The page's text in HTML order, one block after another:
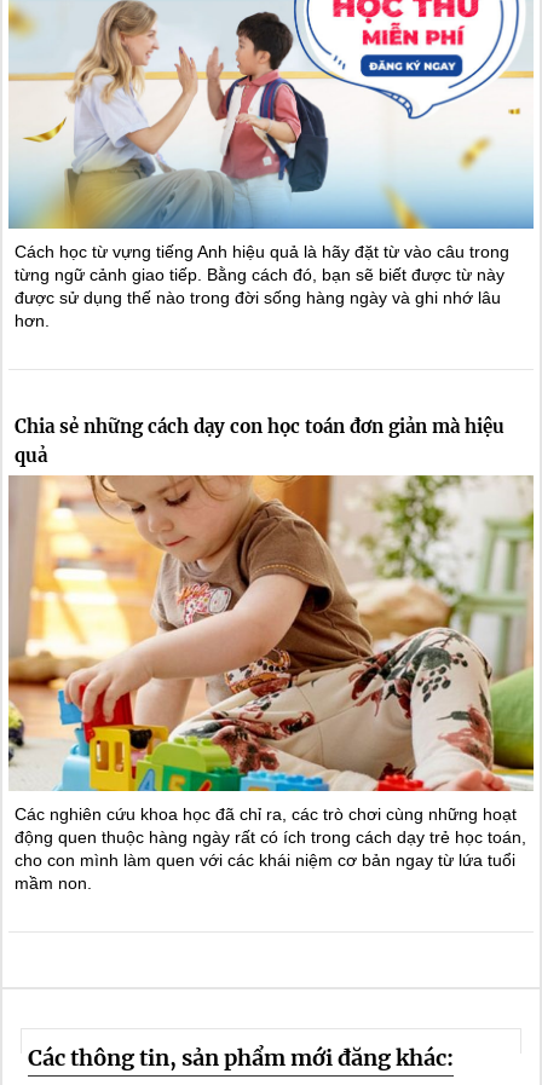
Cách học từ vựng tiếng Anh hiệu quả là hãy đặt từ vào câu trong
từng ngữ cảnh giao tiếp. Bằng cách đó, bạn sẽ biết được từ này
được sử dụng thế nào trong đời sống hàng ngày và ghi nhớ lâu
hơn.
Chia sẻ những cách dạy con học toán đơn giản mà hiệu
quả
Các nghiên cứu khoa học đã chỉ ra, các trò chơi cùng những hoạt
động quen thuộc hàng ngày rất có ích trong cách dạy trẻ học toán,
cho con mình làm quen với các khái niệm cơ bản ngay từ lứa tuổi
mầm non.
Các thông tin, sản phẩm mới đăng khác: